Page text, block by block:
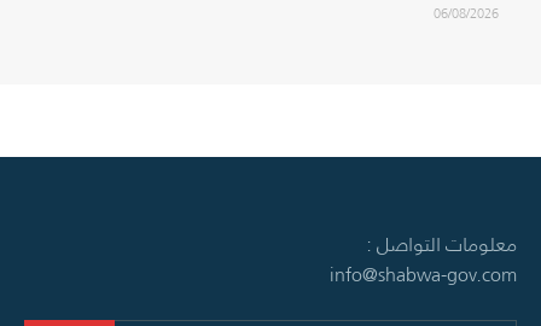
06/08/2026
معلومات التواصل :
info@shabwa-gov.com